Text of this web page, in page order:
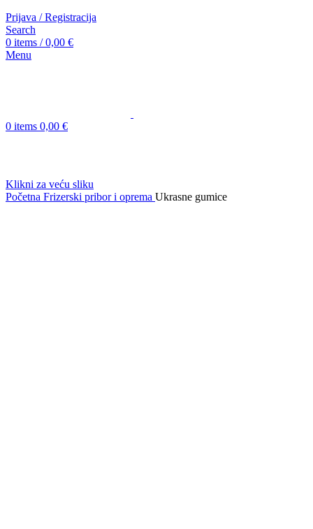
Prijava / Registracija
Search
0 items / 0,00 €
Menu
0 items 0,00 €
Klikni za veću sliku
Početna Frizerski pribor i oprema Ukrasne gumice